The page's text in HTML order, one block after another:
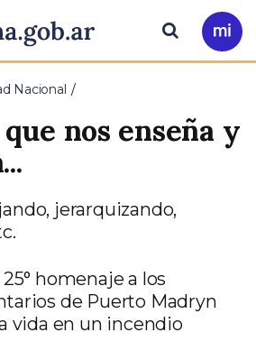
Ir
a
Buscar
Nacional
nos enseña y
jerarquizando,
homenaje a los
de Puerto Madryn
vida en un incendio